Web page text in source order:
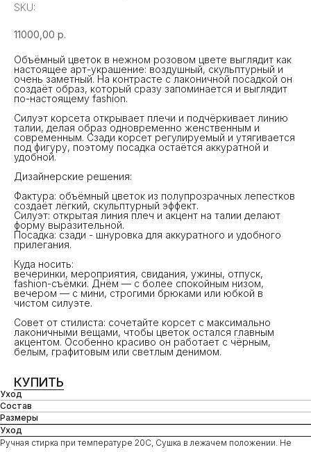
SKU:
11000,00 р.
Объёмный цветок в нежном розовом цвете выглядит как
настоящее арт-украшение: воздушный, скульптурный и
очень заметный. На контрасте с лаконичной посадкой он
создаёт образ, который сразу запоминается и выглядит
по-настоящему fashion.
Силуэт корсета открывает плечи и подчёркивает линию
талии, делая образ одновременно женственным и
современным. Сзади корсет регулируемый и утягивается
под фигуру, поэтому посадка остаётся аккуратной и
удобной.
Дизайнерские решения:
Фактура: объёмный цветок из полупрозрачных лепестков
создаёт лёгкий, скульптурный эффект.
Силуэт: открытая линия плеч и акцент на талии делают
форму выразительной.
Посадка: сзади - шнуровка для аккуратного и удобного
прилегания.
Куда носить:
вечеринки, мероприятия, свидания, ужины, отпуск,
fashion-съёмки. Днём — с более спокойным низом,
вечером — с мини, строгими брюками или юбкой в
чистом силуэте.
Совет от стилиста: сочетайте корсет с максимально
лаконичными вещами, чтобы цветок остался главным
акцентом. Особенно красиво он работает с чёрным,
белым, графитовым или светлым денимом.
КУПИТЬ
Уход
Состав
Размеры
Уход
Ручная стирка при температуре 20С, Сушка в лежачем положении. Не